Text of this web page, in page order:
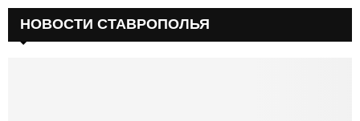
НОВОСТИ СТАВРОПОЛЬЯ